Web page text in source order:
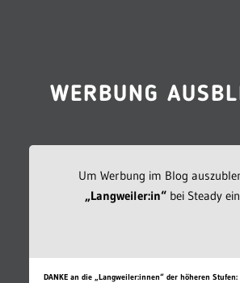
WERBUNG
Um Werbung im Blog
„Langweiler:in“bei Steady
DANKE an die „Langweiler:innen“ der höheren Stufen: